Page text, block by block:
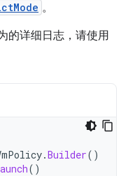
。
的详细日志，请使用
.Builder()
()